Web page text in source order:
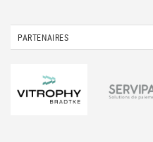
PARTENAIRES